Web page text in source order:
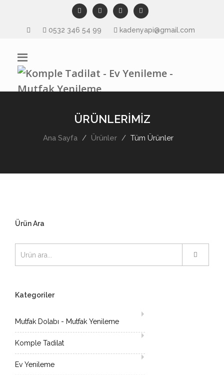
0532 346 54 99 kadenyapi@gmail.com
ÜRÜNLERİMİZ
Ana Sayfa Ürünler Tüm Ürünler
Ürün Ara
Kategoriler
Mutfak Dolabı - Mutfak Yenileme
Komple Tadilat
Ev Yenileme